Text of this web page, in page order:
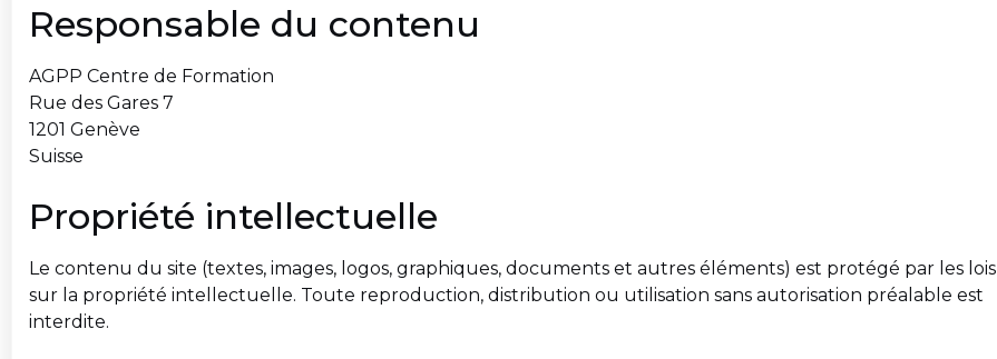
Responsable du contenu
AGPP Centre de Formation
Rue des Gares 7
1201 Genève
Suisse
Propriété intellectuelle
Le contenu du site (textes, images, logos, graphiques, documents et autres éléments) est protégé par les lois
sur la propriété intellectuelle. Toute reproduction, distribution ou utilisation sans autorisation préalable est
interdite.